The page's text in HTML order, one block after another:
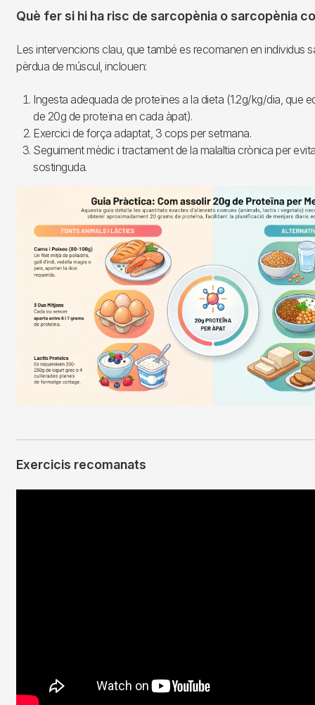
Què fer si hi ha risc de sarcopènia o sarcopènia
Les intervencions clau, que també es recomanen en individus
pèrdua de múscul, inclouen:
Ingesta adequada de proteïnes a la dieta (1.2g/kg/dia, que
de 20g de proteïna en cada àpat).
Exercici de força adaptat, 3 cops per setmana.
Seguiment mèdic i tractament de la malaltia crònica per
sostinguda.
Exercicis recomanats